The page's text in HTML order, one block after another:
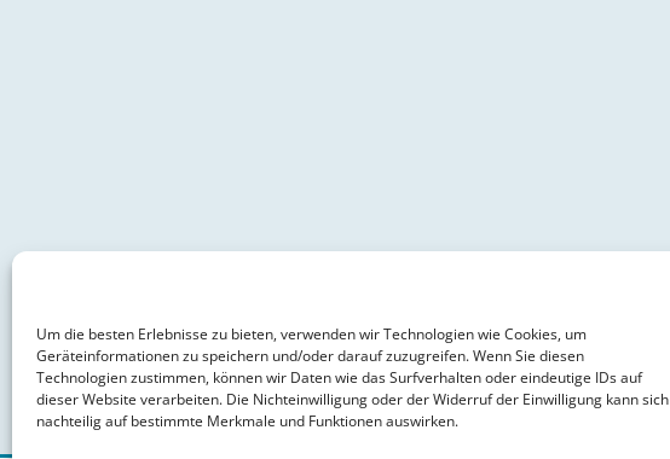
Um die besten Erlebnisse zu bieten, verwenden wir Technologien wie Cookies, um
Geräteinformationen zu speichern und/oder darauf zuzugreifen. Wenn Sie diesen
Technologien zustimmen, können wir Daten wie das Surfverhalten oder eindeutige IDs auf
dieser Website verarbeiten. Die Nichteinwilligung oder der Widerruf der Einwilligung kann sich
nachteilig auf bestimmte Merkmale und Funktionen auswirken.